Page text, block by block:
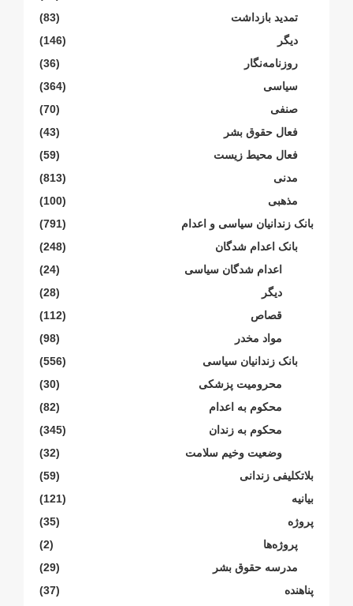
تمدید بازداشت
(83)
دیگر
(146)
روزنامەنگار
(36)
سیاسی
(364)
صنفی
(70)
فعال حقوق بشر
(43)
فعال محیط زیست
(59)
مدنی
(813)
مذهبی
(100)
بانک زندانیان سیاسی و اعدام
(791)
بانک اعدام شدگان
(248)
اعدام شدگان سیاسی
(24)
دیگر
(28)
قصاص
(112)
مواد مخدر
(98)
بانک زندانیان سیاسی
(556)
محرومیت پزشکی
(30)
محکوم بە اعدام
(82)
محکوم بە زندان
(345)
وضعیت وخیم سلامت
(32)
بلاتکلیفی زندانی
(59)
بیانیە
(121)
پروژە
(35)
پروژەها
(2)
مدرسە حقوق بشر
(29)
پناهنده
(37)